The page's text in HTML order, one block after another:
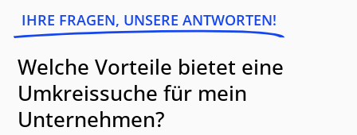
IHRE FRAGEN, UNSERE ANTWORTEN!
Welche Vorteile bietet eine
Umkreissuche für mein
Unternehmen?